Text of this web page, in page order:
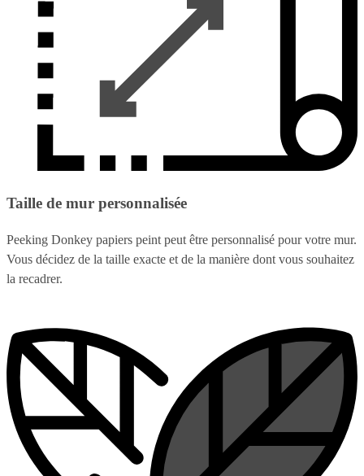
Taille de mur personnalisée
Peeking Donkey papiers peint peut être personnalisé pour votre mur.
Vous décidez de la taille exacte et de la manière dont vous souhaitez
la recadrer.